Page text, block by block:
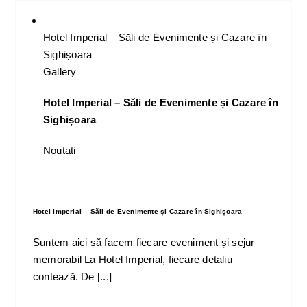
Hotel Imperial – Săli de Evenimente și Cazare în
Sighișoara
Gallery
Hotel Imperial – Săli de Evenimente și Cazare în
Sighișoara
Noutati
Hotel Imperial – Săli de Evenimente și Cazare în Sighișoara
Suntem aici să facem fiecare eveniment și sejur
memorabil La Hotel Imperial, fiecare detaliu
contează. De [...]